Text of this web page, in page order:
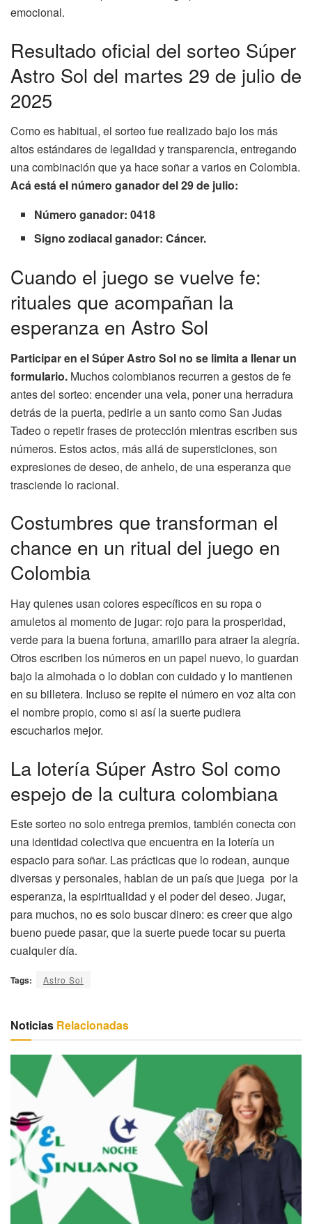
emocional.
Resultado oficial del sorteo Súper
Astro Sol del martes 29 de julio de
2025
Como es habitual, el sorteo fue realizado bajo los más
altos estándares de legalidad y transparencia, entregando
una combinación que ya hace soñar a varios en Colombia.
Acá está el número ganador del 29 de julio:
Número ganador: 0418
Signo zodiacal ganador: Cáncer.
Cuando el juego se vuelve fe:
rituales que acompañan la
esperanza en Astro Sol
Participar en el Súper Astro Sol no se limita a llenar un
formulario. Muchos colombianos recurren a gestos de fe
antes del sorteo: encender una vela, poner una herradura
detrás de la puerta, pedirle a un santo como San Judas
Tadeo o repetir frases de protección mientras escriben sus
números. Estos actos, más allá de supersticiones, son
expresiones de deseo, de anhelo, de una esperanza que
trasciende lo racional.
Costumbres que transforman el
chance en un ritual del juego en
Colombia
Hay quienes usan colores específicos en su ropa o
amuletos al momento de jugar: rojo para la prosperidad,
verde para la buena fortuna, amarillo para atraer la alegría.
Otros escriben los números en un papel nuevo, lo guardan
bajo la almohada o lo doblan con cuidado y lo mantienen
en su billetera. Incluso se repite el número en voz alta con
el nombre propio, como si así la suerte pudiera
escucharlos mejor.
La lotería Súper Astro Sol como
espejo de la cultura colombiana
Este sorteo no solo entrega premios, también conecta con
una identidad colectiva que encuentra en la lotería un
espacio para soñar. Las prácticas que lo rodean, aunque
diversas y personales, hablan de un país que juega por la
esperanza, la espiritualidad y el poder del deseo. Jugar,
para muchos, no es solo buscar dinero: es creer que algo
bueno puede pasar, que la suerte puede tocar su puerta
cualquier día.
Tags: Astro Sol
Noticias Relacionadas